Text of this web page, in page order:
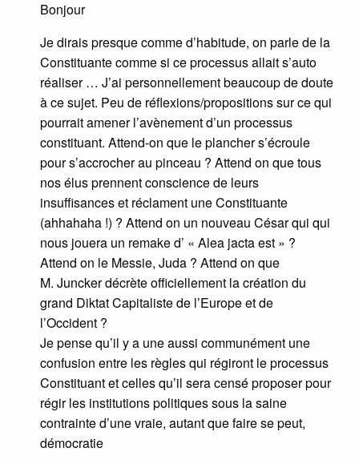
Bonjour
Je dirais presque comme d’habitude, on parle de la
Constituante comme si ce processus allait s’auto
réaliser … J’ai personnellement beaucoup de doute
à ce sujet. Peu de réflexions/propositions sur ce qui
pourrait amener l’avènement d’un processus
constituant. Attend-on que le plancher s’écroule
pour s’accrocher au pinceau ? Attend on que tous
nos élus prennent conscience de leurs
insuffisances et réclament une Constituante
(ahhahaha !) ? Attend on un nouveau César qui qui
nous jouera un remake d’ « Alea jacta est » ?
Attend on le Messie, Juda ? Attend on que
M. Juncker décrète officiellement la création du
grand Diktat Capitaliste de l’Europe et de
l’Occident ?
Je pense qu’il y a une aussi communément une
confusion entre les règles qui régiront le processus
Constituant et celles qu’il sera censé proposer pour
régir les institutions politiques sous la saine
contrainte d’une vraie, autant que faire se peut,
démocratie